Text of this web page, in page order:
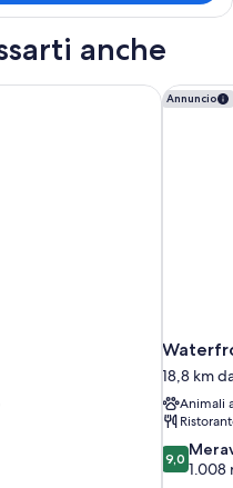
anche
Annuncio
18,8 km
Animali
9.0
su
9,0
1.008